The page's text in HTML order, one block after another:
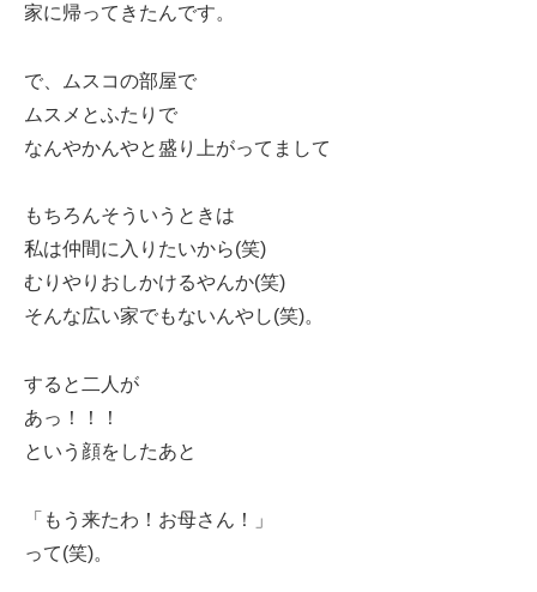
家に帰ってきたんです。
で、ムスコの部屋で
ムスメとふたりで
なんやかんやと盛り上がってまして
もちろんそういうときは
私は仲間に入りたいから(笑)
むりやりおしかけるやんか(笑)
そんな広い家でもないんやし(笑)。
すると二人が
あっ！！！
という顔をしたあと
「もう来たわ！お母さん！」
って(笑)。